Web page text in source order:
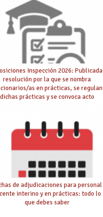
Inspección 2026: Publicada
resolución por la que se nombra
as en prácticas, se regulan
dichas prácticas y se convoca acto
de adjudicaciones para personal
interino y en prácticas: todo lo
que debes saber